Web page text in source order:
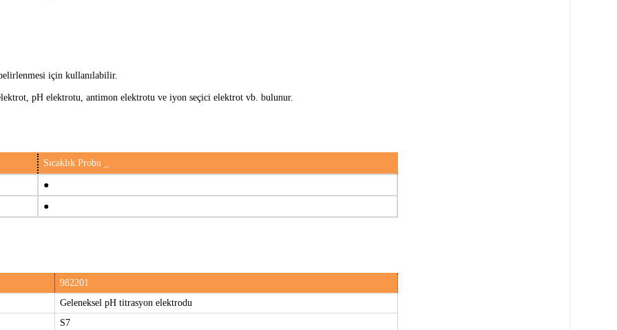
için kullanılabilir.
pH elektrotu, antimon elektrotu ve iyon seçici elektrot vb. bulunur.
Sıcaklık Probu
●
●
982201
Geleneksel pH titrasyon elektrodu
S7